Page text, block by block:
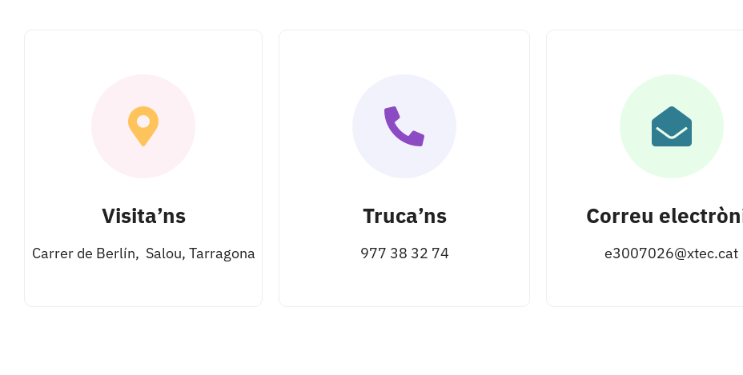
Visita’ns
Carrer de Berlín, Salou, Tarragona
Truca’ns
977 38 32 74
Correu
e3007026@xtec.cat